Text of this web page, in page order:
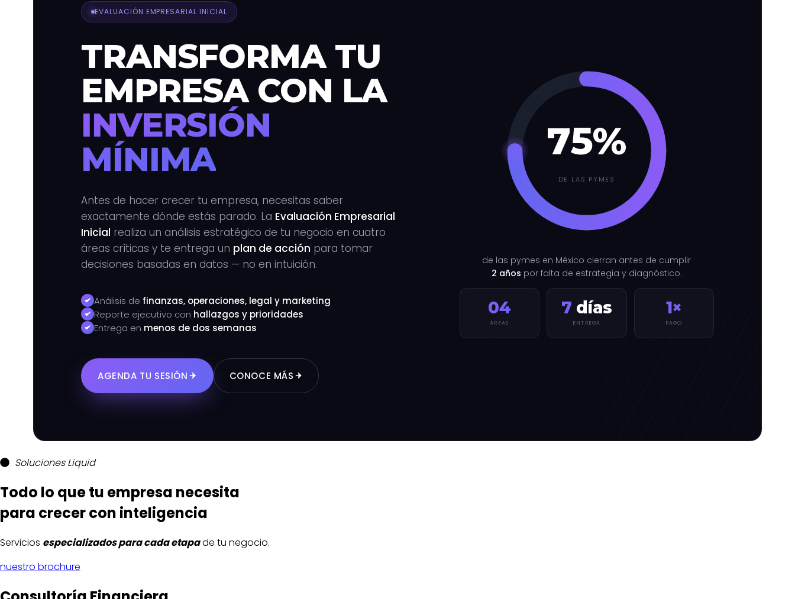
EVALUACIÓN EMPRESARIAL INICIAL
TRANSFORMA TU
EMPRESA CON LA
INVERSIÓN
MÍNIMA
Antes de hacer crecer tu empresa, necesitas saber
exactamente dónde estás parado. La Evaluación Empresarial
Inicial realiza un análisis estratégico de tu negocio en cuatro
áreas críticas y te entrega un plan de acción para tomar
decisiones basadas en datos — no en intuición.
Análisis de finanzas, operaciones, legal y marketing
Reporte ejecutivo con hallazgos y prioridades
Entrega en menos de dos semanas
AGENDA TU SESIÓN CONOCE MÁS
DE LAS PYMES
de las pymes en México cierran antes de cumplir
2 años por falta de estrategia y diagnóstico.
04
ÁREAS
7 días
ENTREGA
1×
PAGO
Soluciones Liquid
Todo lo que tu empresa necesita
para crecer con inteligencia
Servicios especializadospara cada etapade tu negocio.
nuestro brochure